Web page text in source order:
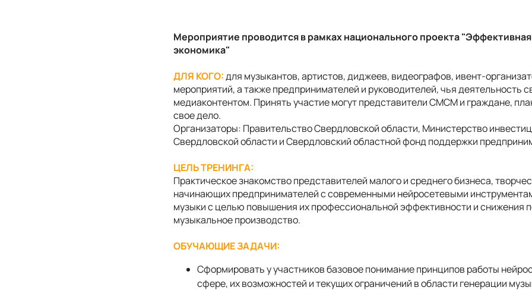
Мероприятие проводится в рамках национального проекта
экономика"
ДЛЯ КОГО:для музыкантов, артистов, диджеев, видеографов, ивент-
мероприятий, а также предпринимателей и руководителей, чья деятельность
медиаконтентом. Принять участие могут представители СМСМ и граждане,
свое дело.
Организаторы: Правительство Свердловской области, Министерство
Свердловской области и Свердловский областной фонд поддержки
ЦЕЛЬ ТРЕНИНГА:
Практическое знакомство представителей малого и среднего бизнеса,
начинающих предпринимателей с современными нейросетевыми
музыки с целью повышения их профессиональной эффективности и снижения
музыкальное производство.
ОБУЧАЮЩИЕ ЗАДАЧИ:
Сформировать у участников базовое понимание принципов работы
сфере, их возможностей и текущих ограничений в области генерации